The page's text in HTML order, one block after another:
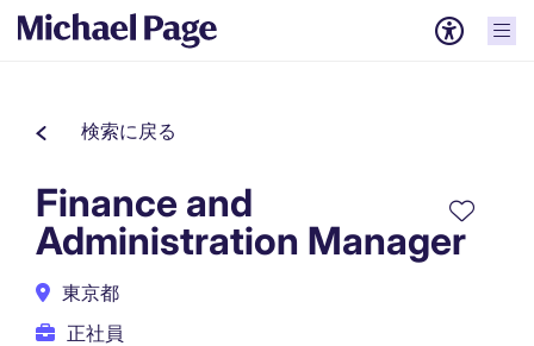
検索に戻る
Finance and
Administration Manager
東京都
正社員